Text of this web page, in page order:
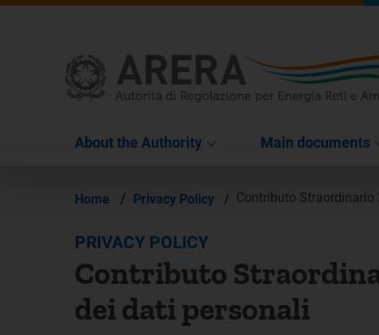
About the Authority Main documents
Home / Privacy Policy / Contributo
PRIVACY POLICY
Contributo
dei dati personali